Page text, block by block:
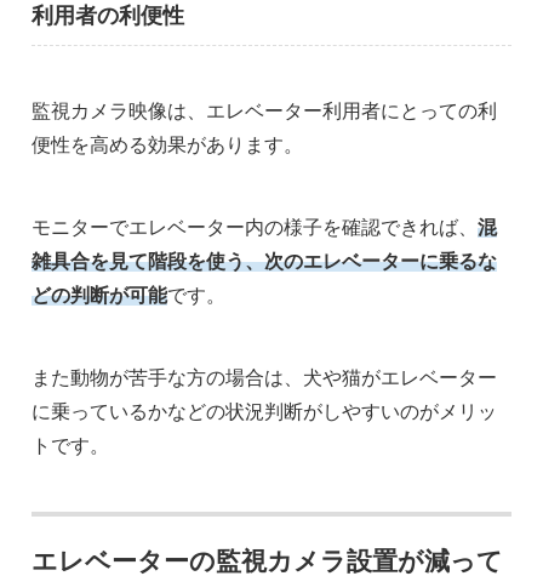
利用者の利便性
監視カメラ映像は、エレベーター利用者にとっての利
便性を高める効果があります。
モニターでエレベーター内の様子を確認できれば、混
雑具合を見て階段を使う、次のエレベーターに乗るな
どの判断が可能です。
また動物が苦手な方の場合は、犬や猫がエレベーター
に乗っているかなどの状況判断がしやすいのがメリッ
トです。
エレベーターの監視カメラ設置が減って